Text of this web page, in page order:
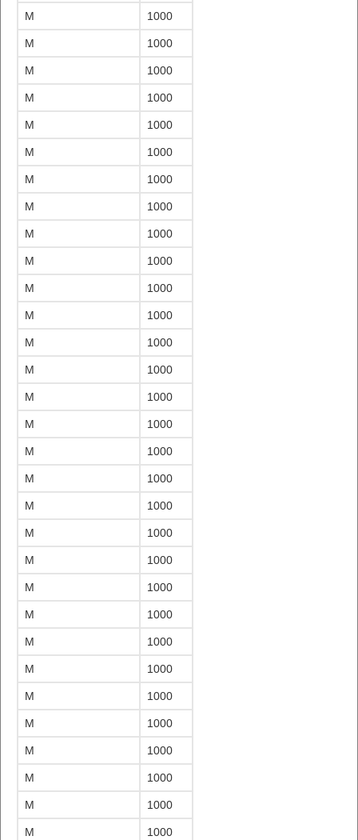
M 1000
M 1000
M 1000
M 1000
M 1000
M 1000
M 1000
M 1000
M 1000
M 1000
M 1000
M 1000
M 1000
M 1000
M 1000
M 1000
M 1000
M 1000
M 1000
M 1000
M 1000
M 1000
M 1000
M 1000
M 1000
M 1000
M 1000
M 1000
M 1000
M 1000
M 1000